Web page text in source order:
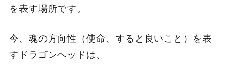
を表す場所です。
今、魂の方向性（使命、すると良いこと）を表
すドラゴンヘッドは、